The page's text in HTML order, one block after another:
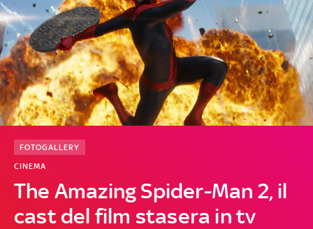
The Amazing Spider-Man 2, il
cast del film stasera in tv
CINEMA
FOTOGALLERY